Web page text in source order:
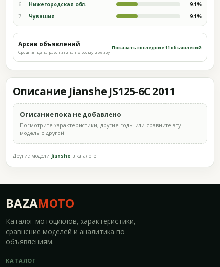
6 Нижегородская обл. 9,1%
7 Чувашия 9,1%
Архив объявлений
Средняя цена рассчитана по всему архиву
Показать последние 11 объявлений
Описание Jianshe JS125-6C 2011
Описание пока не добавлено
Посмотрите характеристики, другие годы или сравните эту
модель с другой.
Другие модели Jianshe в каталоге
BAZAMOTO
Каталог мотоциклов, характеристики,
сравнение моделей и аналитика по
объявлениям.
КАТАЛОГ